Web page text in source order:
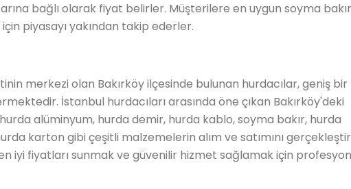
bağlı olarak fiyat belirler. Müşterilere en uygun soyma bakır
piyasayı yakından takip ederler.
merkezi olan Bakırköy ilçesinde bulunan hurdacılar, geniş bir
İstanbul hurdacıları arasında öne çıkan Bakırköy'deki
alüminyum, hurda demir, hurda kablo, soyma bakır, hurda
karton gibi çeşitli malzemelerin alım ve satımını
iyi fiyatları sunmak ve güvenilir hizmet sağlamak için